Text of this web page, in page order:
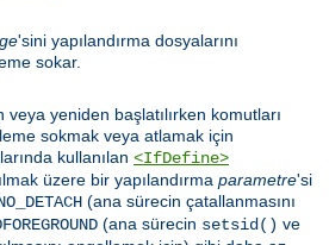
'sini yapılandırma dosyalarını
sokar.
veya yeniden başlatılırken komutları
sokmak veya atlamak için
kullanılan <IfDefine>
üzere bir yapılandırma parametre'si
(ana sürecin çatallanmasını
(ana sürecin setsid() ve